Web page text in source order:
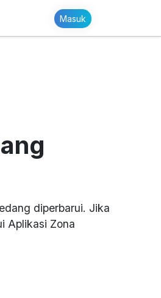
Masuk
diperbarui. Jika
Aplikasi Zona